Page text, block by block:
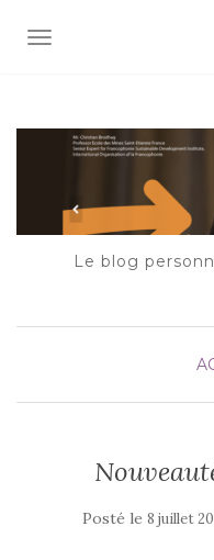
AFFICHER/MASQUER
Le blog
Posté le 8 juillet